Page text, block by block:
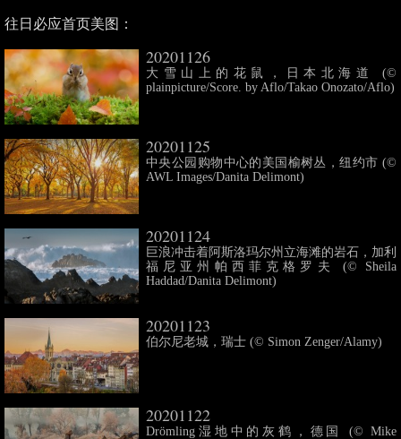
往日必应首页美图：
20201126
大雪山上的花鼠，日本北海道 (©
plainpicture/Score. by Aflo/Takao Onozato/Aflo)
20201125
中央公园购物中心的美国榆树丛，纽约市 (©
AWL Images/Danita Delimont)
20201124
巨浪冲击着阿斯洛玛尔州立海滩的岩石，加利
福尼亚州帕西菲克格罗夫 (© Sheila
Haddad/Danita Delimont)
20201123
伯尔尼老城，瑞士 (© Simon Zenger/Alamy)
20201122
Drömling湿地中的灰鹤，德国 (© Mike